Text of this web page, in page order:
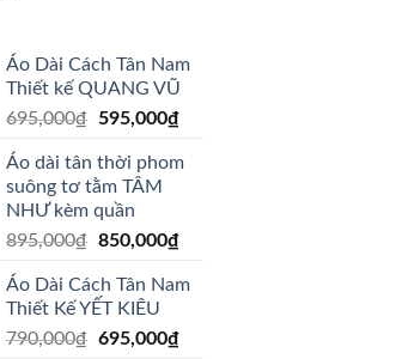
Áo Dài Cách Tân Nam
Thiết kế QUANG VŨ
695,000₫
Giá
là:
695,000₫.
595,000₫Giá
tại
Áo dài tân thời phom
suông tơ tằm TÂM
NHƯ kèm quần
895,000₫ Giá
là:
895,000₫.
850,000₫Giá
tại
850,000₫.
Áo Dài Cách Tân Nam
Thiết Kế YẾT KIÊU
790,000₫ Giá
695,000₫Giá